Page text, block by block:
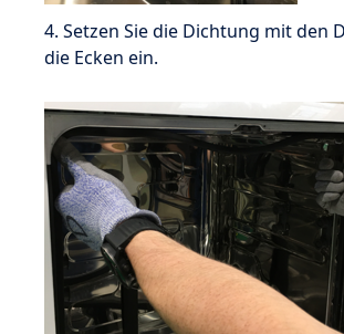
4. Setzen Sie die Dichtung mit den
die Ecken ein.